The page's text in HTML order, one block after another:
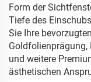
Form der
Tiefe des
Sie Ihre
Goldfolienprägung,
und weitere
ästhetischen